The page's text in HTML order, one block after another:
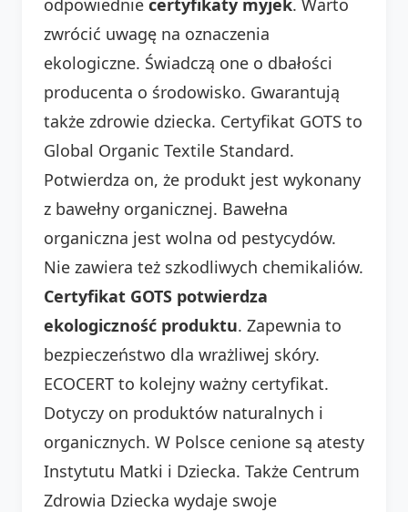
zwrócić uwagę na oznaczenia
ekologiczne. Świadczą one o dbałości
producenta o środowisko. Gwarantują
także zdrowie dziecka. Certyfikat GOTS to
Global Organic Textile Standard.
Potwierdza on, że produkt jest wykonany
z bawełny organicznej. Bawełna
organiczna jest wolna od pestycydów.
Nie zawiera też szkodliwych chemikaliów.
Certyfikat GOTS potwierdza
ekologiczność produktu. Zapewnia to
bezpieczeństwo dla wrażliwej skóry.
ECOCERT to kolejny ważny certyfikat.
Dotyczy on produktów naturalnych i
organicznych. W Polsce cenione są atesty
Instytutu Matki i Dziecka. Także Centrum
Zdrowia Dziecka wydaje swoje